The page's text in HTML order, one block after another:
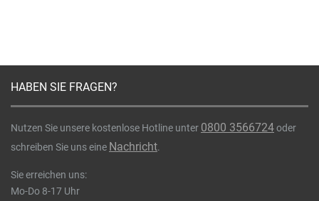
HABEN SIE FRAGEN?
Nutzen Sie unsere kostenlose Hotline unter 0800 3566724oder
schreiben Sie uns eine Nachricht.
Sie erreichen uns:
Mo-Do 8-17 Uhr